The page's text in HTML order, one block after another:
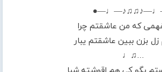
که من عاشقتم چرا
بزن ببین عاشقتم یبار
...♫♩